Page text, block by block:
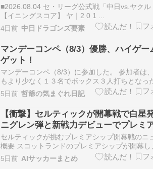
■2026.08.04 セ・リーグ公式戦「中日vs.ヤクル
【イニングスコア】 ヤ｜2 0 1 ...
4日前 中日ドラゴンズ要素
マンデーコンペ（8/3）優勝、ハイゲー
ゲット！
マンデーコンペ（8/3）に参加した。 参加者は
もより少なく１３名でボックス３人打ちとなっ
ールは、フィジックスツアーを使い、１０枚目
う。 試合結果１G目：試合前の１０分間の練習
ポケットに入る立ち位置がつかめた。そうなれ
ちのものだ。ここに立ち１０枚目を通…
5日前 哲爺の気まぐれ日記
【衝撃】セルティックが開幕戦で白星
ニグレン弾と新戦力デビューでプレミ
プ連覇へ好スタート
セルティックが挑むプレミアシップ開幕戦のニ
概要 スコットランドのプレミアシップが開幕し
を目指すセルティックが本拠地でダンディーと
ました。 試合前には主将のカラム・マグレガー
5日前 AIサッカーまとめ